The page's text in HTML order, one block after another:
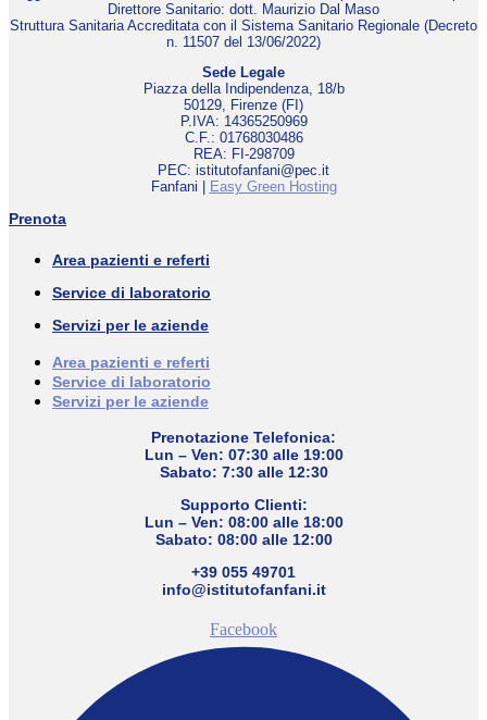
Direttore Sanitario: dott. Maurizio Dal Maso
Struttura Sanitaria Accreditata con il Sistema Sanitario Regionale (Decreto
n. 11507 del 13/06/2022)
Sede Legale
Piazza della Indipendenza, 18/b
50129, Firenze (FI)
P.IVA: 14365250969
C.F.: 01768030486
REA: FI-298709
PEC: istitutofanfani@pec.it
Fanfani | Easy Green Hosting
Prenota
Area pazienti e referti
Service di laboratorio
Servizi per le aziende
Area pazienti e referti
Service di laboratorio
Servizi per le aziende
Prenotazione Telefonica:
Lun – Ven: 07:30 alle 19:00
Sabato: 7:30 alle 12:30
Supporto Clienti:
Lun – Ven: 08:00 alle 18:00
Sabato: 08:00 alle 12:00
+39 055 49701
info@istitutofanfani.it
Facebook